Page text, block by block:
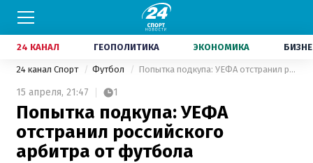
24 КАНАЛ ГЕОПОЛИТИКА ЭКОНОМИКА
24 канал Спорт Футбол Попытка подкупа: УЕФА отстранил российского арбитра от футбола
15 апреля, 21:47 1
Попытка подкупа: УЕФА
отстранил российского
арбитра от футбола